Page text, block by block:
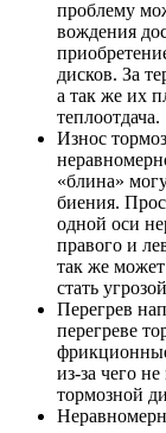
проблему
вождения
дисков. За
а так же их
теплоотдача.
Износ
«блина»
биения.
одной оси
правого и
так же
стать
Перегрев
перегреве
из-за чего
тормозной